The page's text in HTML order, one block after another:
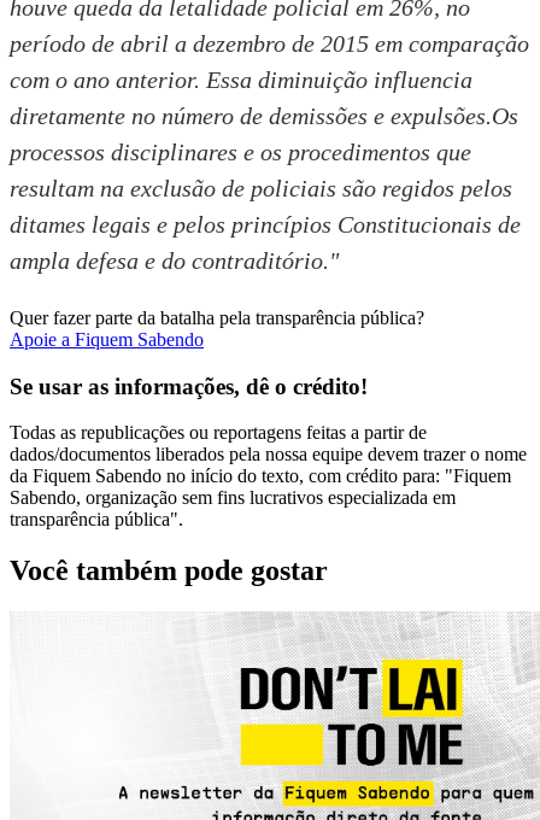
houve queda da letalidade policial em 26%, no
período de abril a dezembro de 2015 em comparação
com o ano anterior. Essa diminuição influencia
diretamente no número de demissões e expulsões.Os
processos disciplinares e os procedimentos que
resultam na exclusão de policiais são regidos pelos
ditames legais e pelos princípios Constitucionais de
ampla defesa e do contraditório."
Quer fazer parte da batalha pela transparência pública?
Apoie a Fiquem Sabendo
Se usar as informações, dê o crédito!
Todas as republicações ou reportagens feitas a partir de
dados/documentos liberados pela nossa equipe devem trazer o nome
da Fiquem Sabendo no início do texto, com crédito para: "Fiquem
Sabendo, organização sem fins lucrativos especializada em
transparência pública".
Você também pode gostar